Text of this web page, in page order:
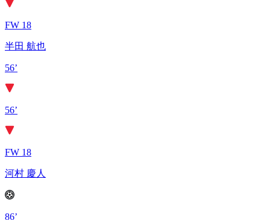
FW 18
半田 航也
56’
56’
FW 18
河村 慶人
86’